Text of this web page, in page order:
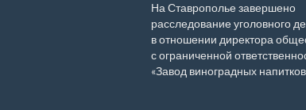
На Ставрополье завершено
расследование уголовного
в отношении директора
с ограниченной
«Завод виноградных